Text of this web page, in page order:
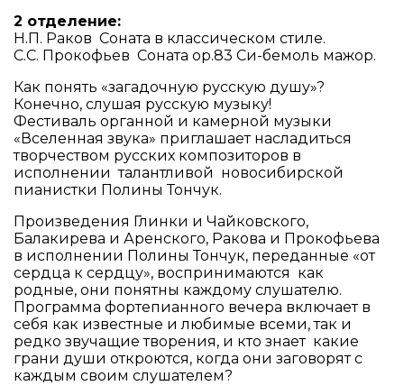
2 отделение:
Н.П. Раков Соната в классическом стиле.
С.С. Прокофьев Соната ор.83 Си-бемоль мажор.
Как понять «загадочную русскую душу»?
Конечно, слушая русскую музыку!
Фестиваль органной и камерной музыки
«Вселенная звука» приглашает насладиться
творчеством русских композиторов в
исполнении талантливой новосибирской
пианистки Полины Тончук.
Произведения Глинки и Чайковского,
Балакирева и Аренского, Ракова и Прокофьева
в исполнении Полины Тончук, переданные «от
сердца к сердцу», воспринимаются как
родные, они понятны каждому слушателю.
Программа фортепианного вечера включает в
себя как известные и любимые всеми, так и
редко звучащие творения, и кто знает какие
грани души откроются, когда они заговорят с
каждым своим слушателем?